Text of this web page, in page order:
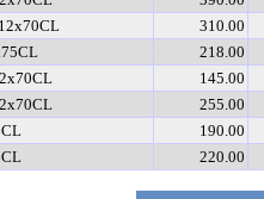
310.00
218.00
145.00
255.00
190.00
220.00